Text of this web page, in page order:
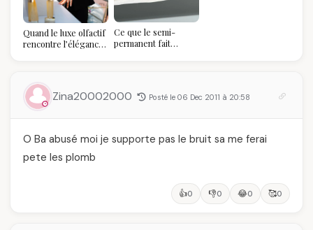
Quand le luxe olfactif
rencontre l’élégance
temps
Ce que le semi-
permanent fait
Zina20002000 Posté le 06 Dec 2011 à 20:58
O Ba abusé moi je supporte pas le bruit sa me ferai
pete les plomb
👍0 👎0 😂0 🥰0